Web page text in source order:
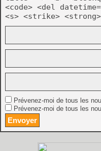
<code> <del
<s> <strike> <strong>
Prévenez-moi de tous les
Prévenez-moi de tous les